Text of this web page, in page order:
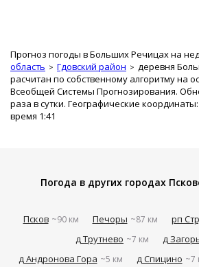
Прогноз погоды в Больших Речицах на
область
Гдовский район деревня
расчитан по собственному алгоритму на
Всеобщей Системы Прогнозирования.
раза в сутки. Географические
время 1:41
Погода в других городах
Псков ~90 км Печоры ~87 км рп
д Трутнево ~7 км д
д Андронова Гора ~5 км д Спицино ~7